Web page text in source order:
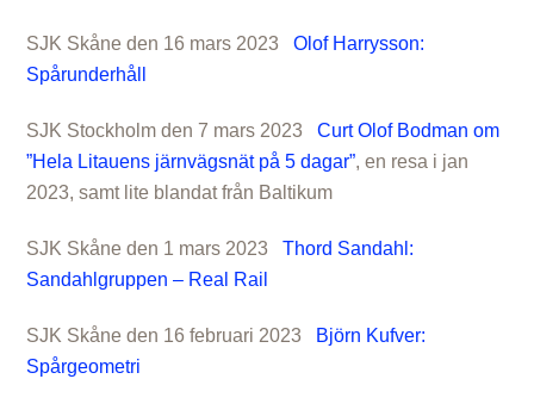
SJK Skåne den 16 mars 2023Olof Harrysson:
Spårunderhåll
SJK Stockholm den 7 mars 2023Curt Olof Bodman om
”Hela Litauens järnvägsnät på 5 dagar”, en resa i jan
2023, samt lite blandat från Baltikum
SJK Skåne den 1 mars 2023Thord Sandahl:
Sandahlgruppen – Real Rail
SJK Skåne den 16 februari 2023 Björn Kufver:
Spårgeometri